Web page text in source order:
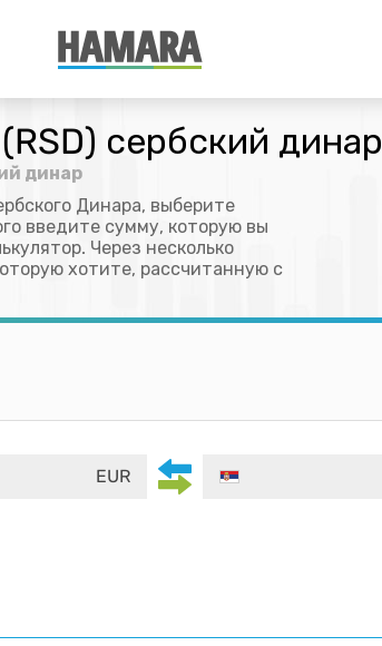
сербский динар
динар
Динара, выберите
введите сумму, которую вы
Через несколько
хотите, рассчитанную с
EUR